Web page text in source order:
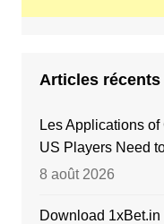
Articles récents
Les Applications
US Players Need
8 août 2026
Download